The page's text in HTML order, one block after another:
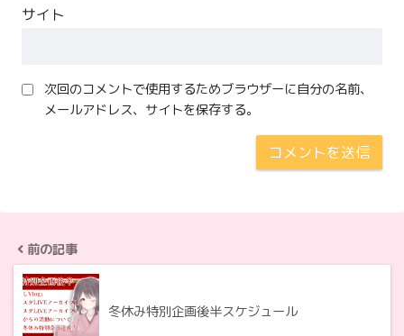
サイト
次回のコメントで使用するためブラウザーに自分の名前、
メールアドレス、サイトを保存する。
前の記事
冬休み特別企画後半スケジュール